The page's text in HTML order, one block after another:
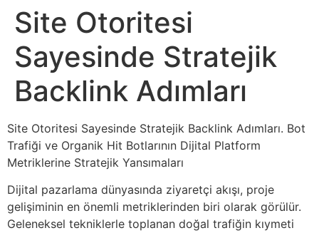
Site Otoritesi
Sayesinde Stratejik
Backlink Adımları
Site Otoritesi Sayesinde Stratejik Backlink Adımları. Bot
Trafiği ve Organik Hit Botlarının Dijital Platform
Metriklerine Stratejik Yansımaları
Dijital pazarlama dünyasında ziyaretçi akışı, proje
gelişiminin en önemli metriklerinden biri olarak görülür.
Geleneksel tekniklerle toplanan doğal trafiğin kıymeti